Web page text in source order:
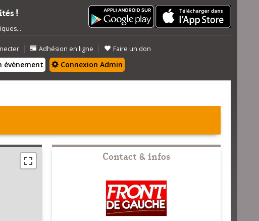
!
| Adhésion en ligne | Faire un don
évènement Connexion Admin
Contact & infos